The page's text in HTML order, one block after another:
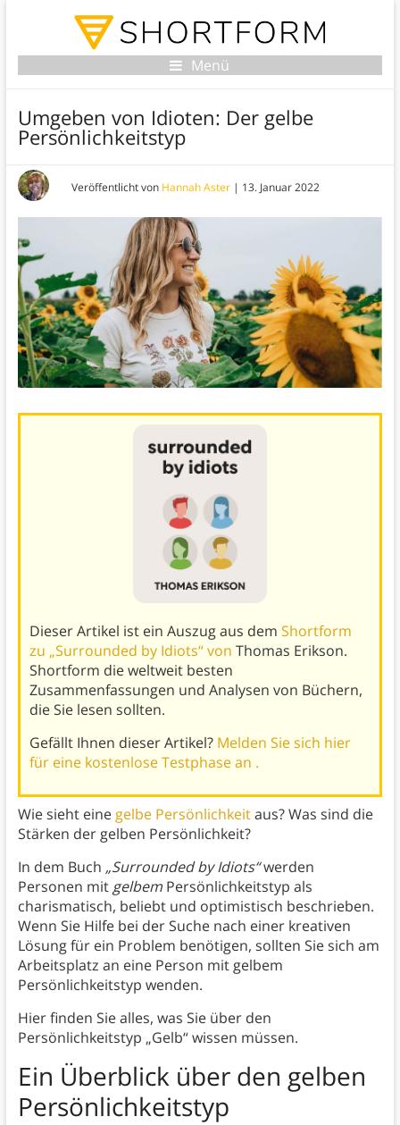
Menü
Umgeben von Idioten: Der gelbe
Persönlichkeitstyp
Veröffentlicht von Hannah Aster| 13. Januar 2022
Dieser Artikel ist ein Auszug aus dem Shortform
zu „Surrounded by Idiots“ von Thomas Erikson.
Shortform die weltweit besten
Zusammenfassungen und Analysen von Büchern,
die Sie lesen sollten.
Gefällt Ihnen dieser Artikel? Melden Sie sich hier
für eine kostenlose Testphase an .
Wie sieht einegelbe Persönlichkeitaus? Was sind die
Stärken der gelben Persönlichkeit?
In dem Buch „Surrounded by Idiots“werden
Personen mitgelbem Persönlichkeitstyp als
charismatisch, beliebt und optimistisch beschrieben.
Wenn Sie Hilfe bei der Suche nach einer kreativen
Lösung für ein Problem benötigen, sollten Sie sich am
Arbeitsplatz an eine Person mit gelbem
Persönlichkeitstyp wenden.
Hier finden Sie alles, was Sie über den
Persönlichkeitstyp „Gelb“ wissen müssen.
Ein Überblick über den gelben
Persönlichkeitstyp